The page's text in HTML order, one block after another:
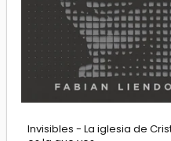
La Entrevista